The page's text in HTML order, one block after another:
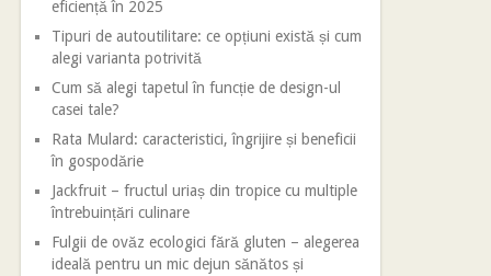
eficiență în 2025
Tipuri de autoutilitare: ce opțiuni există și cum
alegi varianta potrivită
Cum să alegi tapetul în funcție de design-ul
casei tale?
Rata Mulard: caracteristici, îngrijire și beneficii
în gospodărie
Jackfruit – fructul uriaș din tropice cu multiple
întrebuințări culinare
Fulgii de ovăz ecologici fără gluten – alegerea
ideală pentru un mic dejun sănătos și